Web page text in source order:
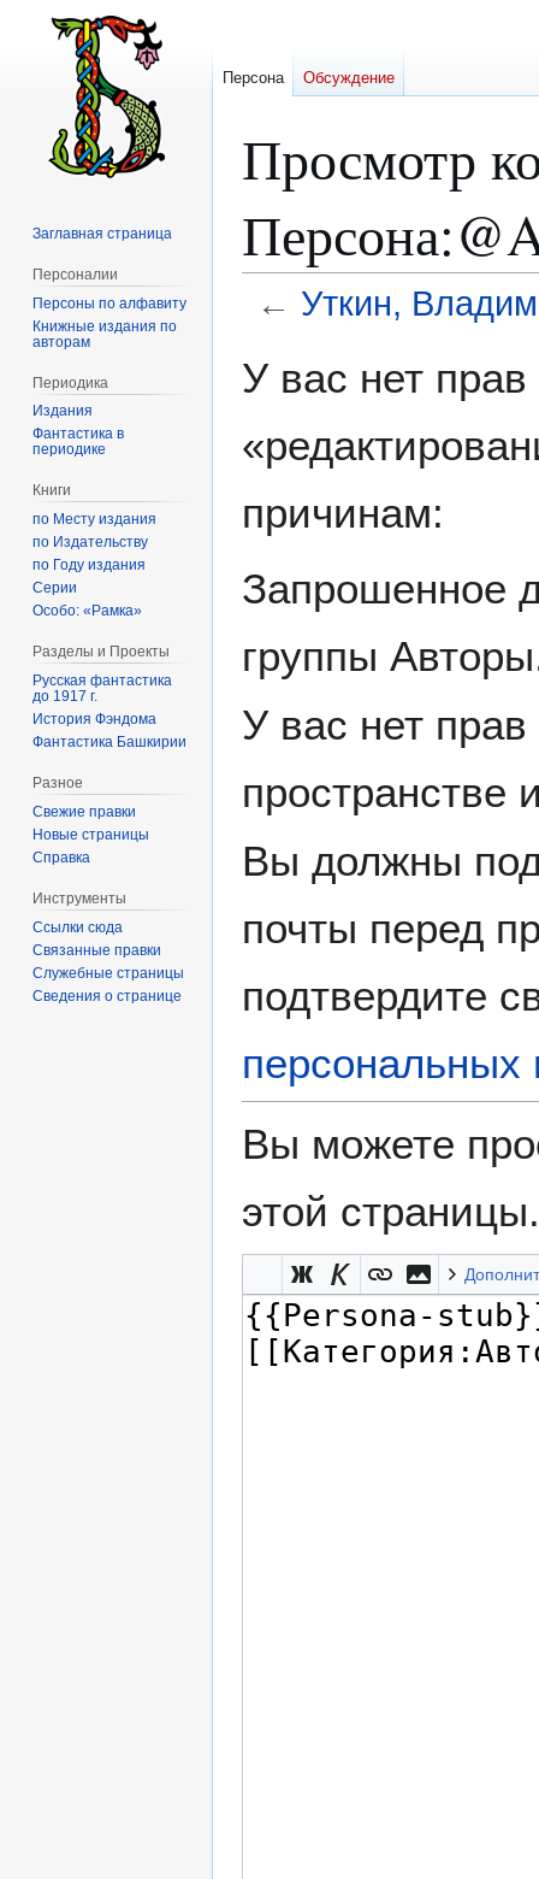
Просмотр
← Уткин,
У вас нет
причинам:
Запрошенное
группы
У вас нет
пространстве
Вы должны
почты перед
подтвердите
персональных
Вы можете
этой страницы.
Персона Обсуждение
Заглавная страница
Персоналии
Персоны по алфавиту
Книжные издания по
авторам
Периодика
Издания
Фантастика в
периодике
Книги
по Месту издания
по Издательству
по Году издания
Серии
Особо: «Рамка»
Разделы и Проекты
Русская фантастика
до 1917 г.
История Фэндома
Фантастика Башкирии
Разное
Свежие правки
Новые страницы
Справка
Инструменты
Ссылки сюда
Связанные правки
Служебные страницы
Сведения о странице